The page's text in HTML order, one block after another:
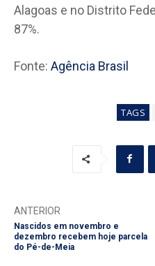
Alagoas e no Distrito
87%.
Fonte: Agência Brasil
TAGS
ANTERIOR
Nascidos em novembro e
dezembro recebem hoje parcela
do Pé-de-Meia